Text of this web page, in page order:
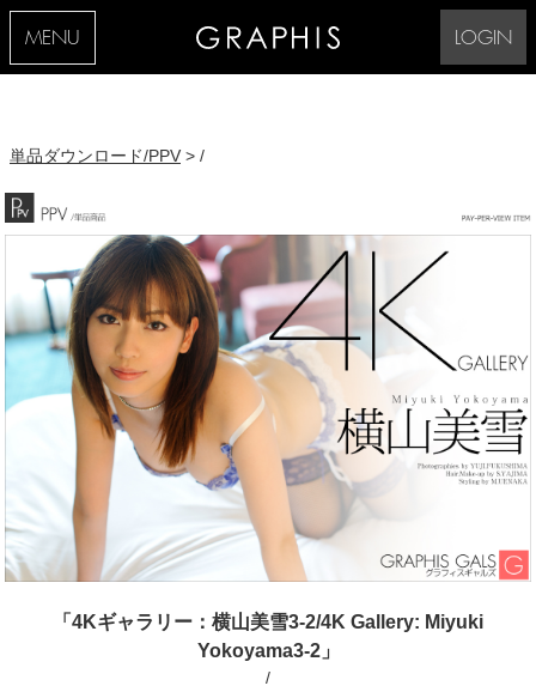
MENU LOGIN
単品ダウンロード/PPV > /
「4Kギャラリー：横山美雪3-2/4K Gallery: Miyuki
Yokoyama3-2」
/